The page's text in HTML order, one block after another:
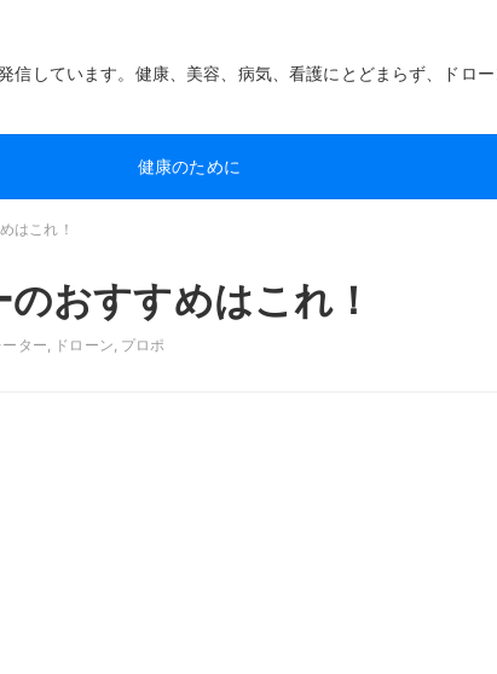
信しています。健康、美容、病気、看護にとどまらず、ドロ
健康のために
はこれ！
おすすめはこれ！
ター, ドローン, プロポ